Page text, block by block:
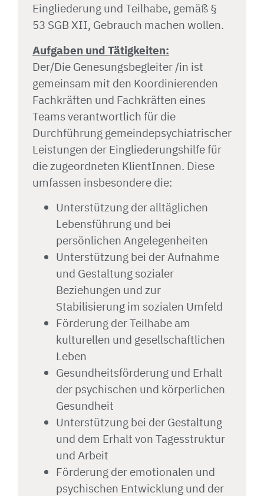
Eingliederung und Teilhabe, gemäß §
53 SGB XII, Gebrauch machen wollen.
Aufgaben und Tätigkeiten:
Der/Die Genesungsbegleiter /in ist
gemeinsam mit den Koordinierenden
Fachkräften und Fachkräften eines
Teams verantwortlich für die
Durchführung gemeindepsychiatrischer
Leistungen der Eingliederungshilfe für
die zugeordneten KlientInnen. Diese
umfassen insbesondere die:
Unterstützung der alltäglichen
Lebensführung und bei
persönlichen Angelegenheiten
Unterstützung bei der Aufnahme
und Gestaltung sozialer
Beziehungen und zur
Stabilisierung im sozialen Umfeld
Förderung der Teilhabe am
kulturellen und gesellschaftlichen
Leben
Gesundheitsförderung und Erhalt
der psychischen und körperlichen
Gesundheit
Unterstützung bei der Gestaltung
und dem Erhalt von Tagesstruktur
und Arbeit
Förderung der emotionalen und
psychischen Entwicklung und der